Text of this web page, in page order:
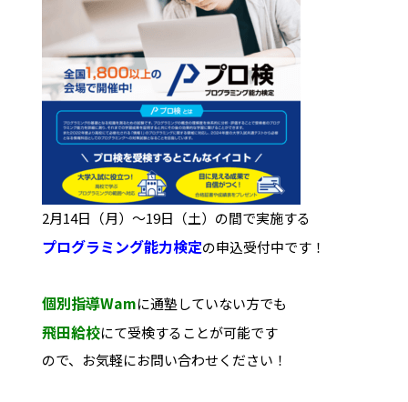
2月14日（月）～19日（土）の間で実施する
プログラミング能力検定の申込受付中です！
個別指導Wamに通塾していない方でも
飛田給校にて受検することが可能です
ので、お気軽にお問い合わせください！